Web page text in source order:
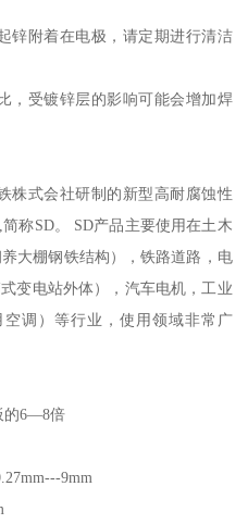
锌附着在电极，请定期进行清洁
，受镀锌层的影响可能会增加焊
株式会社研制的新型高耐腐蚀性
简称SD。 SD产品主要使用在土木
大棚钢铁结构），铁路道路，电
变电站外体），汽车电机，工业
调）等行业，使用领域非常广
的6—8倍
9mm